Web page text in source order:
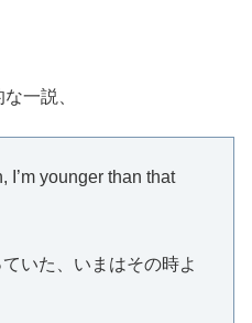
一説、
I’m younger than that
いた、いまはその時よ